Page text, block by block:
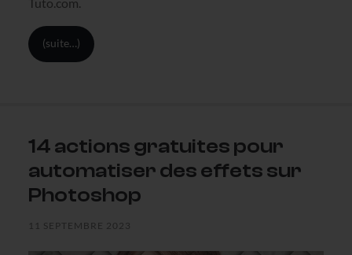
Tuto.com.
(suite…)
14 actions gratuites pour
automatiser des effets sur
Photoshop
11 SEPTEMBRE 2023